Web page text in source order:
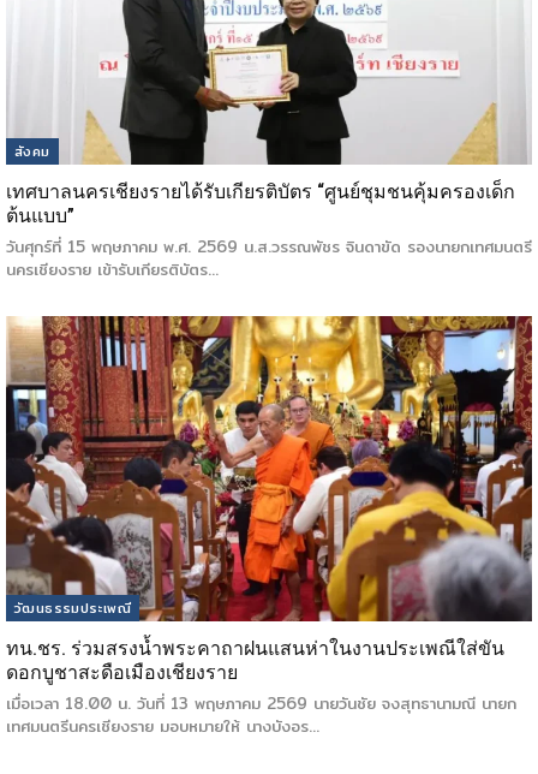
สังคม
เทศบาลนครเชียงรายได้รับเกียรติบัตร “ศูนย์ชุมชนคุ้มครองเด็ก
ต้นแบบ”
วันศุกร์ที่ 15 พฤษภาคม พ.ศ. 2569 น.ส.วรรณพัชร จินดาขัด รองนายกเทศมนตรี
นครเชียงราย เข้ารับเกียรติบัตร…
วัฒนธรรมประเพณี
ทน.ชร. ร่วมสรงน้ำพระคาถาฝนแสนห่าในงานประเพณีใส่ขัน
ดอกบูชาสะดือเมืองเชียงราย
เมื่อเวลา 18.00 น. วันที่ 13 พฤษภาคม 2569 นายวันชัย จงสุทธานามณี นายก
เทศมนตรีนครเชียงราย มอบหมายให้ นางบังอร…